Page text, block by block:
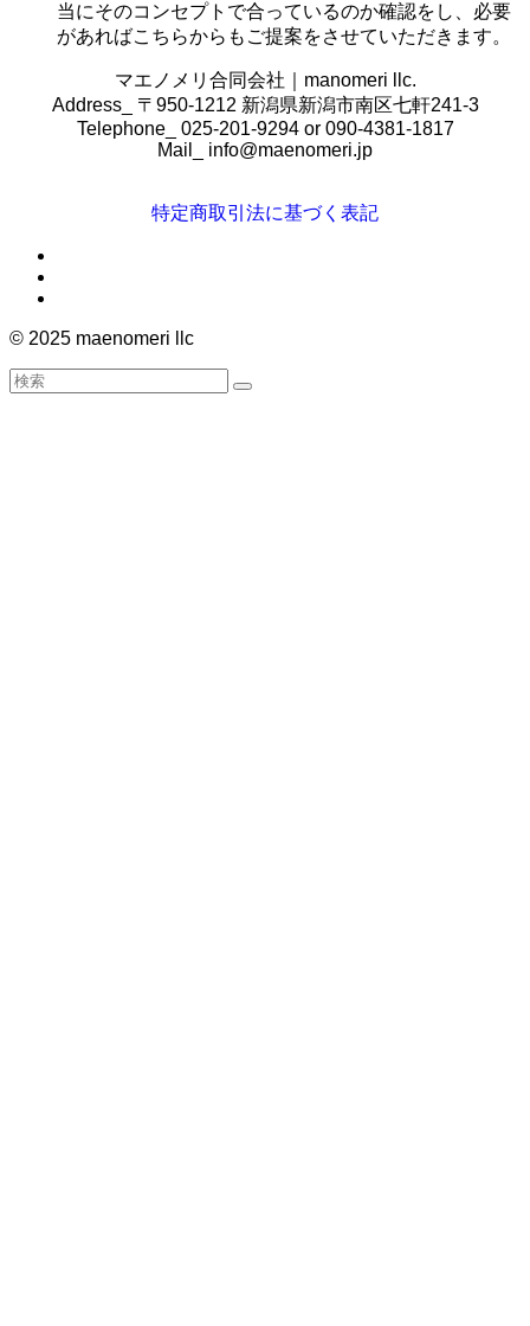
当にそのコンセプトで合っているのか確認をし、必要
があればこちらからもご提案をさせていただきます。
マエノメリ合同会社｜manomeri llc.
Address_ 〒950-1212 新潟県新潟市南区七軒241-3
Telephone_ 025-201-9294 or 090-4381-1817
Mail_ info@maenomeri.jp
特定商取引法に基づく表記
© 2025 maenomeri llc